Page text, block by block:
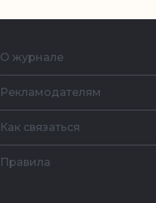
О журнале
Рекламодателям
Как связаться
Правила